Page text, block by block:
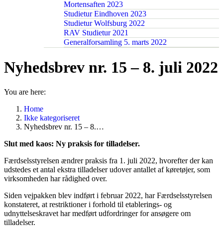
Mortensaften 2023
Studietur Eindhoven 2023
Studietur Wolfsburg 2022
RAV Studietur 2021
Generalforsamling 5. marts 2022
Nyhedsbrev nr. 15 – 8. juli 2022
You are here:
Home
Ikke kategoriseret
Nyhedsbrev nr. 15 – 8.…
Slut med kaos: Ny praksis for tilladelser.
Færdselsstyrelsen ændrer praksis fra 1. juli 2022, hvorefter der kan
udstedes et antal ekstra tilladelser udover antallet af køretøjer, som
virksomheden har rådighed over.
Siden vejpakken blev indført i februar 2022, har Færdselsstyrelsen
konstateret, at restriktioner i forhold til etablerings- og
udnyttelseskravet har medført udfordringer for ansøgere om
tilladelser.